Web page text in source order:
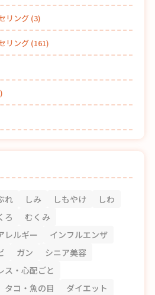
リング(3)
リング(161)
れ しみ しもやけ
しわ
ろ
むくみ
レルギー
インフルエンザ
ガン
シニア美容
ス・心配ごと
タコ・魚の目
ダイエット